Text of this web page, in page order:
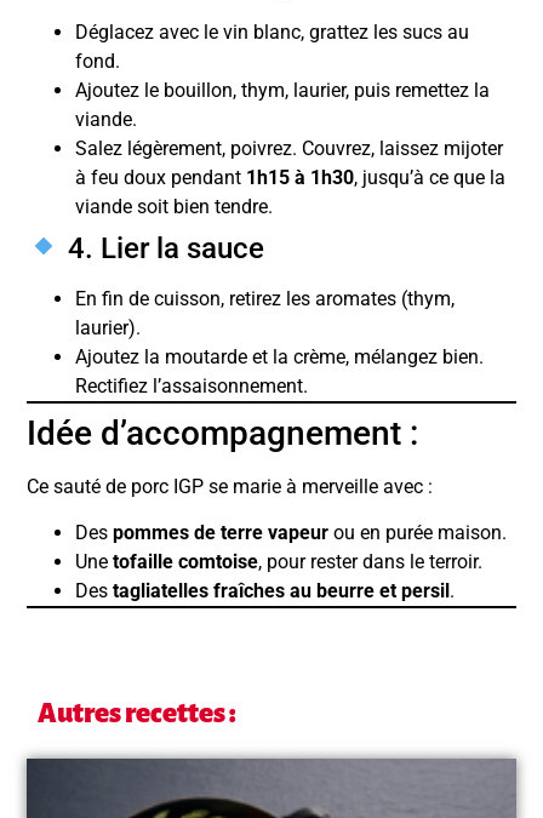
Déglacez avec le vin blanc, grattez les sucs au
fond.
Ajoutez le bouillon, thym, laurier, puis remettez la
viande.
Salez légèrement, poivrez. Couvrez, laissez mijoter
à feu doux pendant 1h15 à 1h30, jusqu’à ce que la
viande soit bien tendre.
4. Lier la sauce
En fin de cuisson, retirez les aromates (thym,
laurier).
Ajoutez la moutarde et la crème, mélangez bien.
Rectifiez l’assaisonnement.
Idée d’accompagnement :
Ce sauté de porc IGP se marie à merveille avec :
Despommes de terre vapeur ou en purée maison.
Unetofaille comtoise, pour rester dans le terroir.
Destagliatelles fraîches au beurre et persil.
Autres recettes :